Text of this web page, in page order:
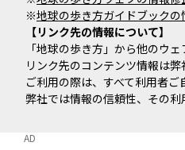
※地球の歩き方ガイドブック
リンク先の情報について
「地球の歩き方」から他のウ
リンク先のコンテンツ情報は
ご利用の際は、すべて利用者ご
弊社では情報の信頼性、その利
AD